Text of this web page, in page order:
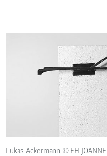
Lukas Ackermann © FH